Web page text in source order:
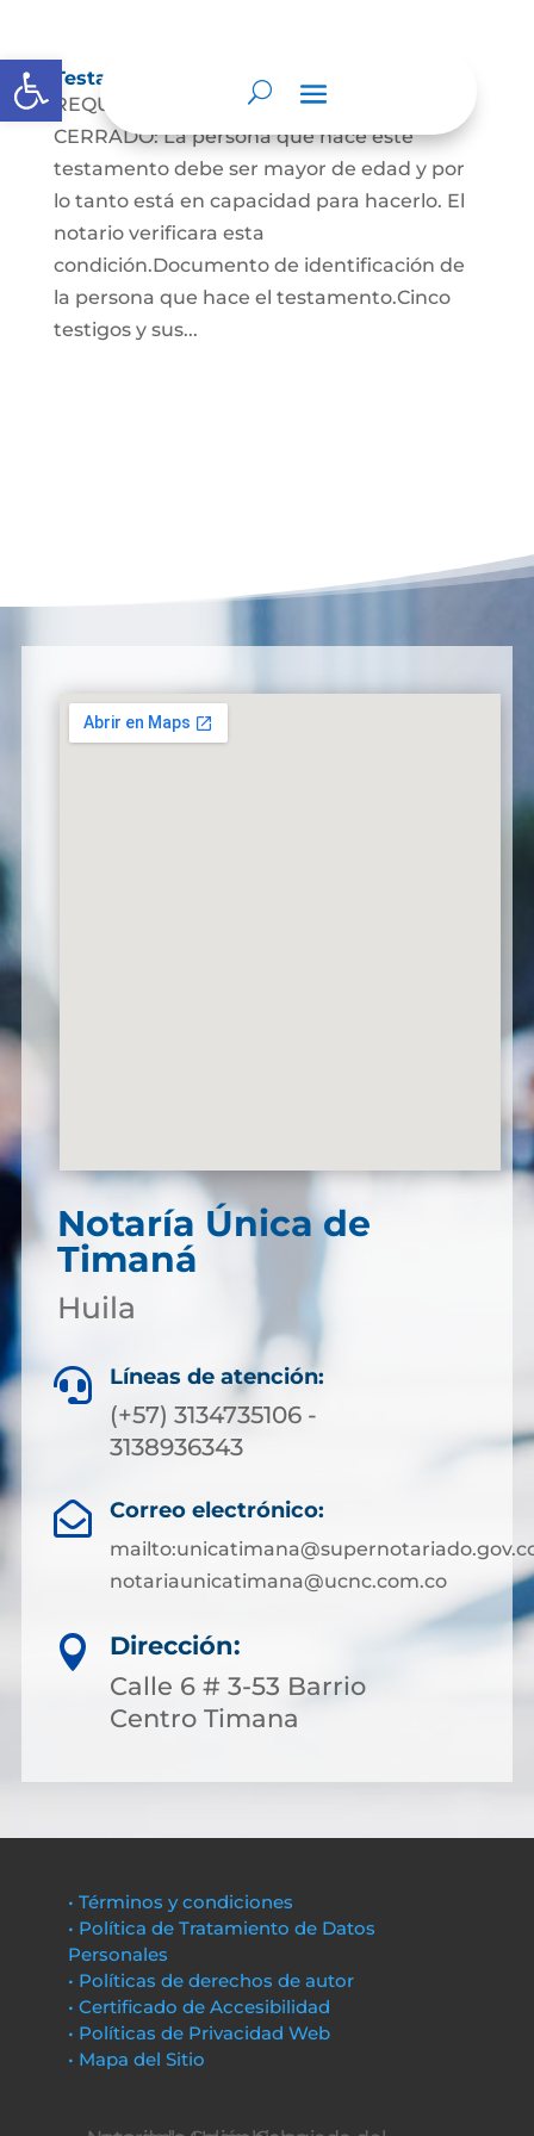
Abrir barra de herramientas
Testamento Cerrado
REQUISITOS PARA EL TESTAMENTO
CERRADO: La persona que hace este
testamento debe ser mayor de edad y por
lo tanto está en capacidad para hacerlo. El
notario verificara esta
condición.Documento de identificación de
la persona que hace el testamento.Cinco
testigos y sus...
Notaría Única de
Timaná
Huila
 Líneas de atención:
(+57) 3134735106 -
3138936343
 Correo electrónico:
notariaunicatimana@ucnc.com.co

Dirección:
Calle 6 # 3-53 Barrio
Centro Timana
• Términos y condiciones
• Política de Tratamiento de Datos
Personales
• Políticas de derechos de autor
• Certificado de Accesibilidad
• Políticas de Privacidad Web
• Mapa del Sitio